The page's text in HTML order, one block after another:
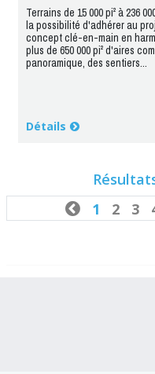
Terrains de 15 000 pi² à 236
la possibilité d'adhérer au
concept clé-en-main en
plus de 650 000 pi² d'aires
panoramique, des sentiers...
Détails
1 2 3